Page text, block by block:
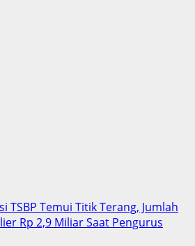
TSBP Temui Titik Terang, Jumlah
Rp 2,9 Miliar Saat Pengurus